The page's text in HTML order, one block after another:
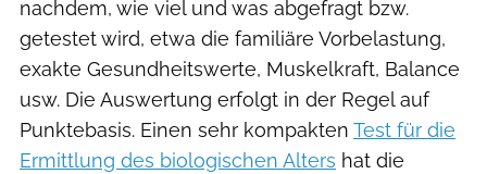
nachdem, wie viel und was abgefragt bzw.
getestet wird, etwa die familiäre Vorbelastung,
exakte Gesundheitswerte, Muskelkraft, Balance
usw. Die Auswertung erfolgt in der Regel auf
Punktebasis. Einen sehr kompakten Test für die
Ermittlung des biologischen Alters hat die